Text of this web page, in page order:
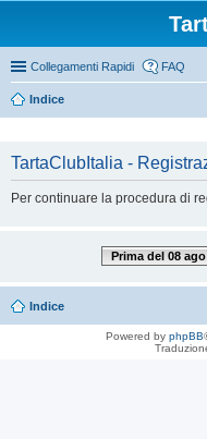
Collegamenti Rapidi FAQ
Indice
TartaClubItalia -
Per continuare la procedura di
Prima del 08 ago
Indice
Powered by phpBB